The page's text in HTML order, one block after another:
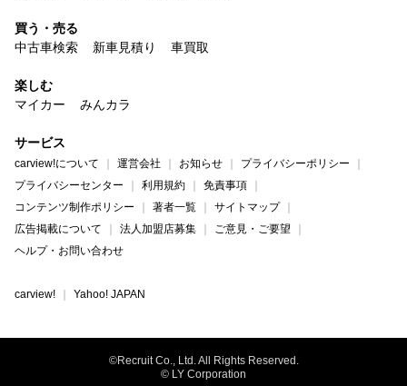
買う・売る
中古車検索
新車見積り 車買取
楽しむ
マイカー
みんカラ
サービス
carview!について 運営会社 お知らせ
プライバシーポリシー
プライバシーセンター
利用規約
免責事項
コンテンツ制作ポリシー
著者一覧
サイトマップ
広告掲載について
法人加盟店募集
ご意見・ご要望
ヘルプ・お問い合わせ
carview! Yahoo! JAPAN
©Recruit Co., Ltd. All Rights Reserved.
© LY Corporation